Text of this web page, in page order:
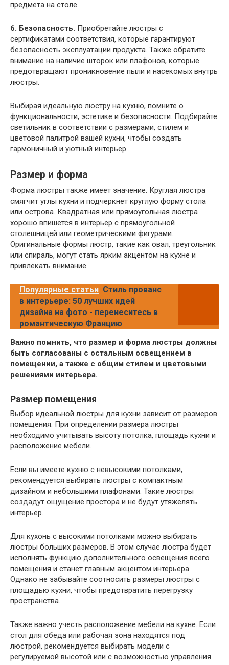
предмета на столе.
6. Безопасность. Приобретайте люстры с
сертификатами соответствия, которые гарантируют
безопасность эксплуатации продукта. Также обратите
внимание на наличие шторок или плафонов, которые
предотвращают проникновение пыли и насекомых внутрь
люстры.
Выбирая идеальную люстру на кухню, помните о
функциональности, эстетике и безопасности. Подбирайте
светильник в соответствии с размерами, стилем и
цветовой палитрой вашей кухни, чтобы создать
гармоничный и уютный интерьер.
Размер и форма
Форма люстры также имеет значение. Круглая люстра
смягчит углы кухни и подчеркнет круглую форму стола
или острова. Квадратная или прямоугольная люстра
хорошо впишется в интерьер с прямоугольной
столешницей или геометрическими фигурами.
Оригинальные формы люстр, такие как овал, треугольник
или спираль, могут стать ярким акцентом на кухне и
привлекать внимание.
Популярные статьи Стиль прованс
в интерьере: 50 лучших идей
дизайна на фото - перенеситесь в
романтическую Францию
Важно помнить, что размер и форма люстры должны
быть согласованы с остальным освещением в
помещении, а также с общим стилем и цветовыми
решениями интерьера.
Размер помещения
Выбор идеальной люстры для кухни зависит от размеров
помещения. При определении размера люстры
необходимо учитывать высоту потолка, площадь кухни и
расположение мебели.
Если вы имеете кухню с невысокими потолками,
рекомендуется выбирать люстры с компактным
дизайном и небольшими плафонами. Такие люстры
создадут ощущение простора и не будут утяжелять
интерьер.
Для кухонь с высокими потолками можно выбирать
люстры больших размеров. В этом случае люстра будет
исполнять функцию дополнительного освещения всего
помещения и станет главным акцентом интерьера.
Однако не забывайте соотносить размеры люстры с
площадью кухни, чтобы предотвратить перегрузку
пространства.
Также важно учесть расположение мебели на кухне. Если
стол для обеда или рабочая зона находятся под
люстрой, рекомендуется выбирать модели с
регулируемой высотой или с возможностью управления